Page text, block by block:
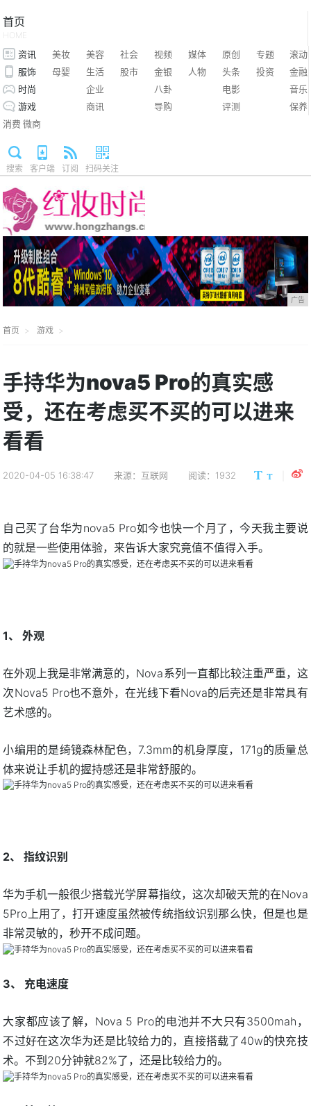
首页
HOME
资讯 美妆 美容 社会 视频 媒体 原创 专题
滚动
服饰
母婴 生活 股市 金银 人物 头条 投资
金融
时尚
企业 八卦 电影
音乐
游戏
商讯 导购 评测
保养
消费 微商
搜索 客户端 订阅 扫码关注
广告
首页 游戏
手持华为nova5 Pro的真实感
受，还在考虑买不买的可以进来
看看
2020-04-05 16:38:47 来源：互联网 阅读：1932
自己买了台华为nova5 Pro如今也快一个月了，今天我主要说
的就是一些使用体验，来告诉大家究竟值不值得入手。
1、 外观
在外观上我是非常满意的，Nova系列一直都比较注重严重，这
次Nova5 Pro也不意外，在光线下看Nova的后壳还是非常具有
艺术感的。
小编用的是绮镜森林配色，7.3mm的机身厚度，171g的质量总
体来说让手机的握持感还是非常舒服的。
2、 指纹识别
华为手机一般很少搭载光学屏幕指纹，这次却破天荒的在Nova
5Pro上用了，打开速度虽然被传统指纹识别那么快，但是也是
非常灵敏的，秒开不成问题。
3、 充电速度
大家都应该了解，Nova 5 Pro的电池并不大只有3500mah，
不过好在这次华为还是比较给力的，直接搭载了40w的快充技
术。不到20分钟就82%了，还是比较给力的。